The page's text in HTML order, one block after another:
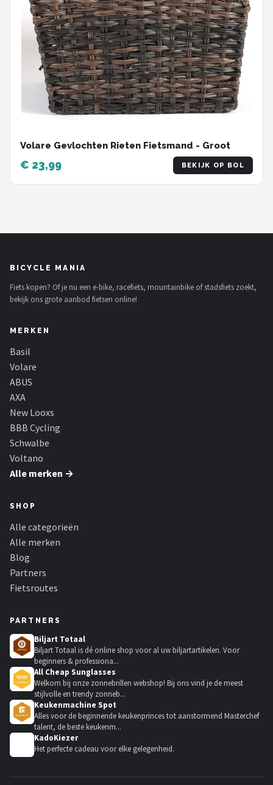
Volare Gevlochten Rieten Fietsmand - Groot
€ 23,99 BEKIJK OP BOL
BICYCLE MANIA
Fiets kopen? Of je nu een e-bike, racefiets, mountainbike of stadsfiets zoekt,
bekijk ons grote aanbod fietsen online!
MERKEN
Basil
Volare
ABUS
AXA
New Looxs
BBB Cycling
Schwalbe
Voltano
Alle merken →
SHOP
Alle categorieën
Alle merken
Blog
Partners
Fietsroutes
PARTNERS
Biljart Totaal
Biljart Totaal is dé online shop voor al uw biljartartikelen. Voor
beginners & professiona...
All Cheap Sunglasses
Welkom bij onze zonnebrillen webshop! Bij ons vind je de meest
stijlvolle en trendy zonneb...
Keukenmachine Spot
Alles voor de beginnende keukenprinces tot aanstormend Masterchef
talent, de beste keukenm...
KadoKiezer
Het perfecte cadeau voor elke gelegenheid.